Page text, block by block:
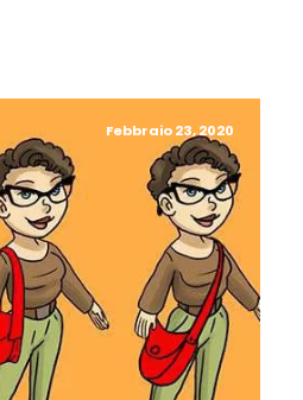
Febbraio 23, 2020